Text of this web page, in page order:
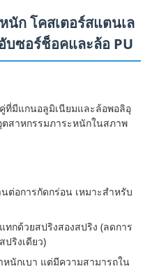
นัก โคสเตอร์สแตนเล
บซอร์ช็อคและล้อ PU
ที่มีแกนอลูมิเนียมและล้อพอลิอุ
สาหกรรมภาระหนักในสภาพ
ต่อการกัดกร่อน เหมาะสําหรับ
ทกด้วยสปริงสองสปริง (ลดการ
ปริงเดียว)
นักเบา แต่มีความสามารถใน